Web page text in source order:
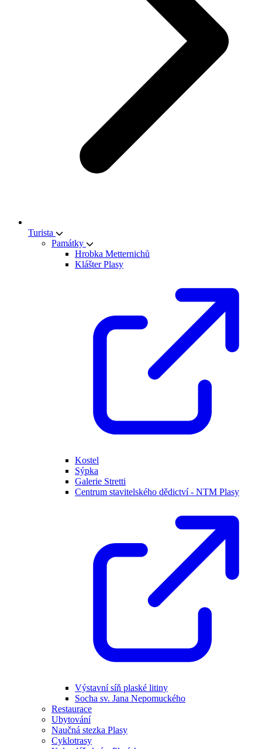
Turista
Památky
Hrobka Metternichů
Klášter Plasy
Kostel
Sýpka
Galerie Stretti
Centrum stavitelského dědictví - NTM Plasy
Výstavní síň plaské litiny
Socha sv. Jana Nepomuckého
Restaurace
Ubytování
Naučná stezka Plasy
Cyklotrasy